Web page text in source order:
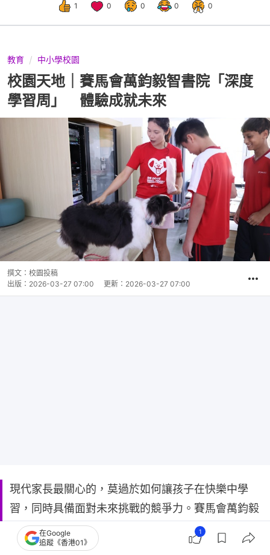
1 0 0 0 0
教育 中小學校園
校園天地｜賽馬會萬鈞毅智書院「深度
學習周」 體驗成就未來
撰文： 校園投稿
出版： 2026-03-27 07:00 更新： 2026-03-27 07:00
現代家長最關心的，莫過於如何讓孩子在快樂中學
習，同時具備面對未來挑戰的競爭力。賽馬會萬鈞毅
智書院近年積極推動加拿大著名學者Professor
Michael Fullan提倡的「深度學習」（Deep
在Google
追蹤《香港01》
1